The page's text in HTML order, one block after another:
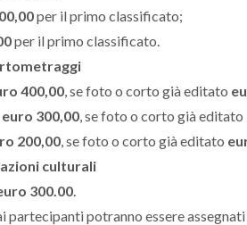
per il primo classificato;
per il primo classificato.
400,00, se foto o corto già editato
euro 300,00, se foto o corto già editato
200,00, se foto o corto già editato
culturali
300.00.
partecipanti potranno essere